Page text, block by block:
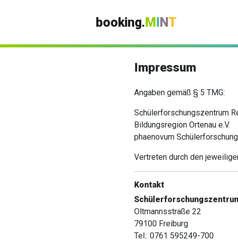
booking.MINT
Impressum
Angaben gemäß § 5 TMG:
Schülerforschungszentrum
Bildungsregion Ortenau e.V.
phaenovum
Vertreten durch den
Kontakt
Oltmannsstraße 22
79100 Freiburg
Tel.: 0761 595249-700